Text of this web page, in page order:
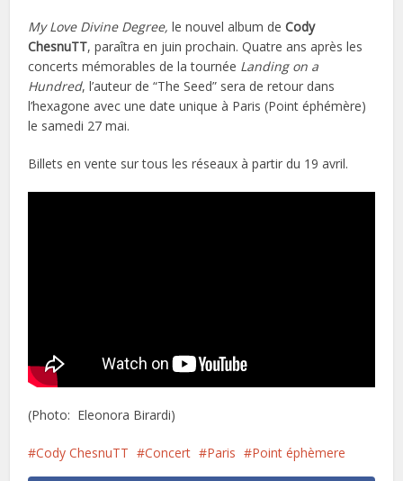
My Love Divine Degree, le nouvel album deCody
ChesnuTT, paraîtra en juin prochain. Quatre ans après les
concerts mémorables de la tournée Landing on a
Hundred, l’auteur de “The Seed” sera de retour dans
l’hexagone avec une date unique à Paris (Point éphémère)
le samedi 27 mai.
Billets en vente sur tous les réseaux à partir du 19 avril.
(Photo: Eleonora Birardi)
Cody ChesnuTT Concert Paris Point éphèmere